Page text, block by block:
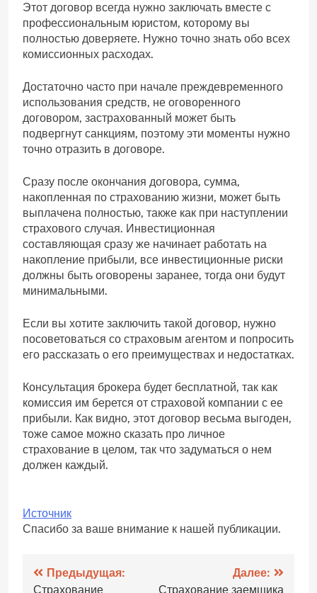
Этот договор всегда нужно заключать вместе с
профессиональным юристом, которому вы
полностью доверяете. Нужно точно знать обо всех
комиссионных расходах.
Достаточно часто при начале преждевременного
использования средств, не оговоренного
договором, застрахованный может быть
подвергнут санкциям, поэтому эти моменты нужно
точно отразить в договоре.
Сразу после окончания договора, сумма,
накопленная по страхованию жизни, может быть
выплачена полностью, также как при наступлении
страхового случая. Инвестиционная
составляющая сразу же начинает работать на
накопление прибыли, все инвестиционные риски
должны быть оговорены заранее, тогда они будут
минимальными.
Если вы хотите заключить такой договор, нужно
посоветоваться со страховым агентом и попросить
его рассказать о его преимуществах и недостатках.
Консультация брокера будет бесплатной, так как
комиссия им берется от страховой компании с ее
прибыли. Как видно, этот договор весьма выгоден,
тоже самое можно сказать про личное
страхование в целом, так что задуматься о нем
должен каждый.
Источник
Спасибо за ваше внимание к нашей публикации.
Навигация
Предыдущая:
Далее: